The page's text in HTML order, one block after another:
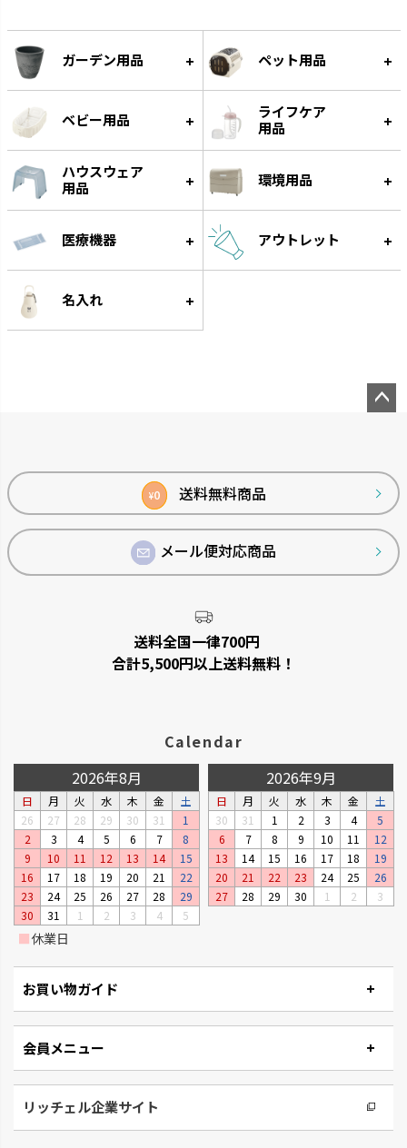
スラック ジョーロ
大容量なのにスリムなじょうろ
です。
グレース
細く優しい水が根元に注げます。
ベビーリーフプランター
窓辺やキッチンで、手軽に菜園が
楽しめるプランターです。
ステッチ
やさしいたたずまいのプランタ
ーです。
タウンプランター
軽くて丈夫な大型プランターで
す。
ルです。
ガーデン用品 ペット用品
ベビー用品
ライフケア
用品
ハウスウェア
用品
環境用品
医療機器 アウトレット
名入れ
¥0 送料無料商品
メール便対応商品
送料全国一律700円
合計5,500円以上送料無料！
Calendar
2026年8月
日 月 火 水 木 金
土
26
27 28 29 30 31
1
2
3 4 5 6 7
8
9
10 11 12 13 14
15
16
17 18 19 20 21
22
23
24 25 26 27 28
29
30
31 1 2 3 4 5
2026年9月
日 月 火 水 木 金
土
30
31 1 2 3 4
5
6
7 8 9 10 11
12
13
14 15 16 17 18
19
20
21 22 23 24 25
26
27
28 29 30 1 2 3
■休業日
お買い物ガイド
会員メニュー
リッチェル企業サイト
ップ
へ